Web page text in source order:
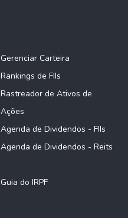
Gerenciar Carteira
Rankings de FIIs
Rastreador de Ativos de
Ações
Agenda de Dividendos - FIIs
Agenda de Dividendos - Reits
Guia do IRPF